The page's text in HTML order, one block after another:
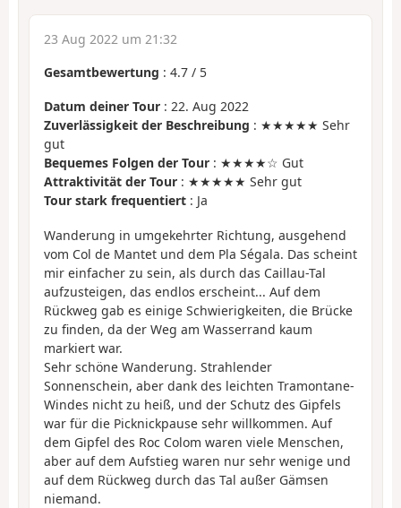
23 Aug 2022 um 21:32
Gesamtbewertung : 4.7 / 5
Datum deiner Tour : 22. Aug 2022
Zuverlässigkeit der Beschreibung : ★★★★★ Sehr
gut
Bequemes Folgen der Tour : ★★★★☆ Gut
Attraktivität der Tour : ★★★★★ Sehr gut
Tour stark frequentiert : Ja
Wanderung in umgekehrter Richtung, ausgehend
vom Col de Mantet und dem Pla Ségala. Das scheint
mir einfacher zu sein, als durch das Caillau-Tal
aufzusteigen, das endlos erscheint... Auf dem
Rückweg gab es einige Schwierigkeiten, die Brücke
zu finden, da der Weg am Wasserrand kaum
markiert war.
Sehr schöne Wanderung. Strahlender
Sonnenschein, aber dank des leichten Tramontane-
Windes nicht zu heiß, und der Schutz des Gipfels
war für die Picknickpause sehr willkommen. Auf
dem Gipfel des Roc Colom waren viele Menschen,
aber auf dem Aufstieg waren nur sehr wenige und
auf dem Rückweg durch das Tal außer Gämsen
niemand.